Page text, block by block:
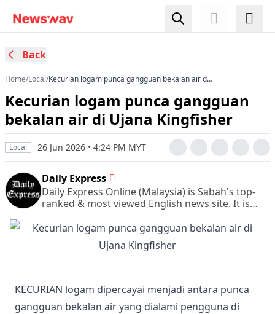
Back
Home/Local/Kecurian logam punca gangguan bekalan air di
Kecurian logam punca gangguan
bekalan air di Ujana Kingfisher
Local 26 Jun 2026 • 4:24 PM MYT
Daily Express
Daily Express Online (Malaysia) is Sabah's top-
ranked & most viewed English news site. It is
English newspaper.
KECURIAN logam dipercayai menjadi antara punca
gangguan bekalan air yang dialami pengguna di